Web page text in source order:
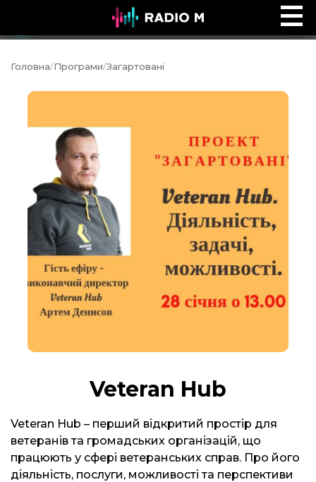
Питання до виробника
Головна/Програми/Загартовані
Veteran Hub
Veteran Hub – перший відкритий простір для
ветеранів та громадських організацій, що
працюють у сфері ветеранських справ. Про його
діяльність, послуги, можливості та перспективи